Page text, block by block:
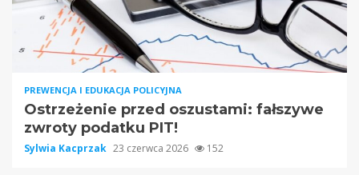
PREWENCJA I EDUKACJA POLICYJNA
Ostrzeżenie przed oszustami: fałszywe
zwroty podatku PIT!
Sylwia Kacprzak 23 czerwca 2026 152